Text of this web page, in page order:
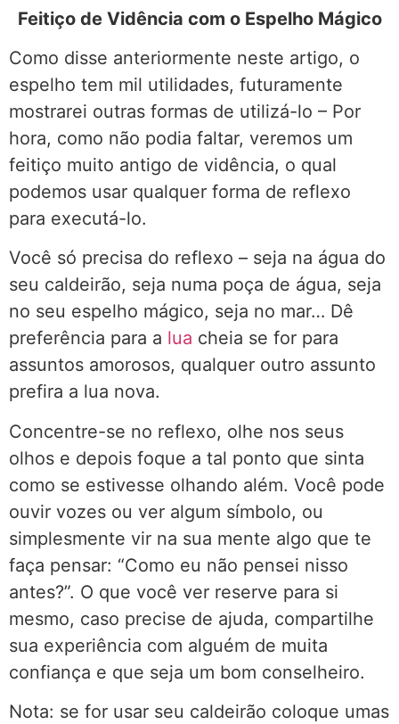
Feitiço de Vidência com o Espelho Mágico
Como disse anteriormente neste artigo, o
espelho tem mil utilidades, futuramente
mostrarei outras formas de utilizá-lo – Por
hora, como não podia faltar, veremos um
feitiço muito antigo de vidência, o qual
podemos usar qualquer forma de reflexo
para executá-lo.
Você só precisa do reflexo – seja na água do
seu caldeirão, seja numa poça de água, seja
no seu espelho mágico, seja no mar… Dê
preferência para a lua cheia se for para
assuntos amorosos, qualquer outro assunto
prefira a lua nova.
Concentre-se no reflexo, olhe nos seus
olhos e depois foque a tal ponto que sinta
como se estivesse olhando além. Você pode
ouvir vozes ou ver algum símbolo, ou
simplesmente vir na sua mente algo que te
faça pensar: “Como eu não pensei nisso
antes?”. O que você ver reserve para si
mesmo, caso precise de ajuda, compartilhe
sua experiência com alguém de muita
confiança e que seja um bom conselheiro.
Nota: se for usar seu caldeirão coloque umas